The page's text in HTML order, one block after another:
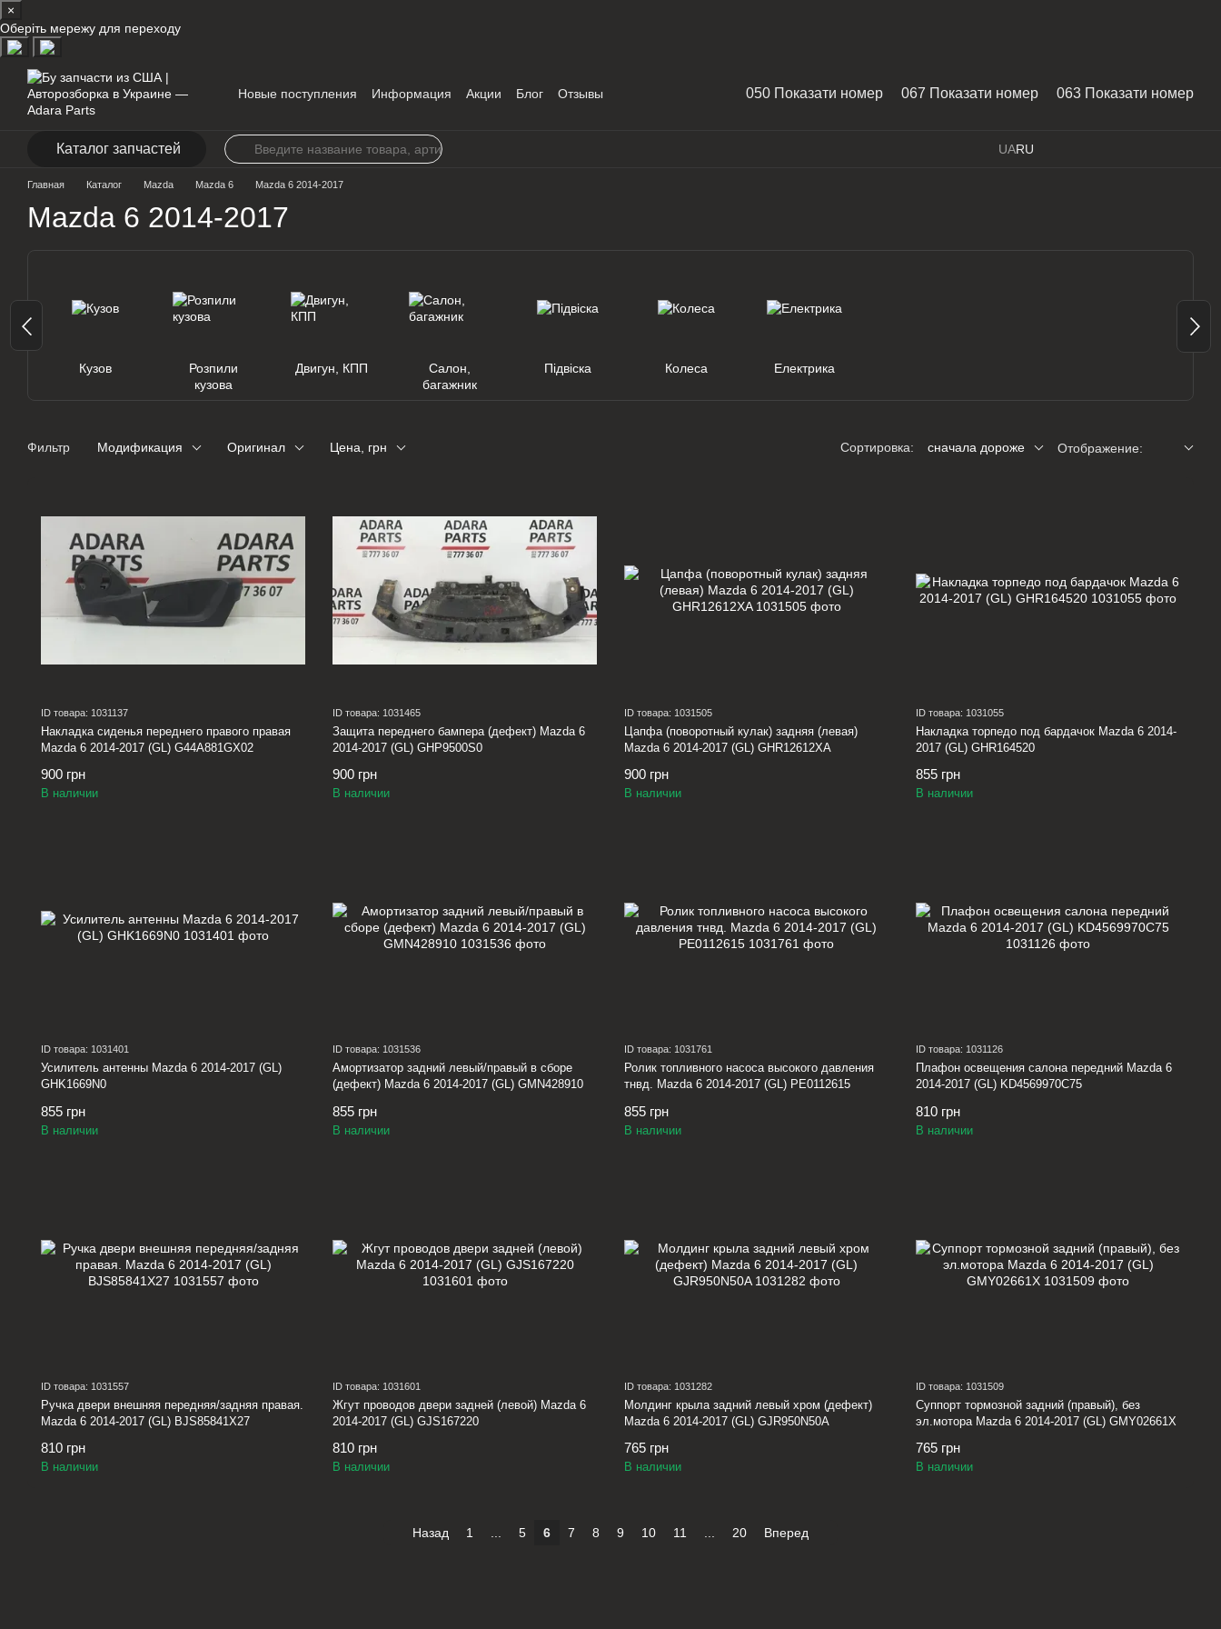
×
Оберіть мережу для переходу
Новые поступления Информация Акции Блог
Отзывы
050 Показати номер 067 Показати номер 063 Показати номер
Каталог запчастей UARU
Главная Каталог Mazda Mazda 6 Mazda 6 2014-2017
Mazda 6 2014-2017
Кузов
Розпили
кузова
Двигун, КПП
Салон,
багажник
Підвіска Колеса Електрика
Фильтр Модификация Оригинал Цена, грн Сортировка: сначала дороже Отображение:
ID товара: 1031137
Накладка сиденья переднего правого правая
Mazda 6 2014-2017 (GL) G44A881GX02
900 грн
В наличии
ID товара: 1031465
Защита переднего бампера (дефект) Mazda 6
2014-2017 (GL) GHP9500S0
900 грн
В наличии
ID товара: 1031505
Цапфа (поворотный кулак) задняя (левая)
Mazda 6 2014-2017 (GL) GHR12612XA
900 грн
В наличии
ID товара: 1031055
Накладка торпедо под бардачок Mazda 6 2014-
2017 (GL) GHR164520
855 грн
В наличии
ID товара: 1031401
Усилитель антенны Mazda 6 2014-2017 (GL)
GHK1669N0
855 грн
В наличии
ID товара: 1031536
Амортизатор задний левый/правый в сборе
(дефект) Mazda 6 2014-2017 (GL) GMN428910
855 грн
В наличии
ID товара: 1031761
Ролик топливного насоса высокого давления
тнвд. Mazda 6 2014-2017 (GL) PE0112615
855 грн
В наличии
ID товара: 1031126
Плафон освещения салона передний Mazda 6
2014-2017 (GL) KD4569970C75
810 грн
В наличии
ID товара: 1031557
Ручка двери внешняя передняя/задняя правая.
Mazda 6 2014-2017 (GL) BJS85841X27
810 грн
В наличии
ID товара: 1031601
Жгут проводов двери задней (левой) Mazda 6
2014-2017 (GL) GJS167220
810 грн
В наличии
ID товара: 1031282
Молдинг крыла задний левый хром (дефект)
Mazda 6 2014-2017 (GL) GJR950N50A
765 грн
В наличии
ID товара: 1031509
Суппорт тормозной задний (правый), без
эл.мотора Mazda 6 2014-2017 (GL) GMY02661X
765 грн
В наличии
Назад 1 ... 5 6 7 8 9 10 11 ... 20 Вперед